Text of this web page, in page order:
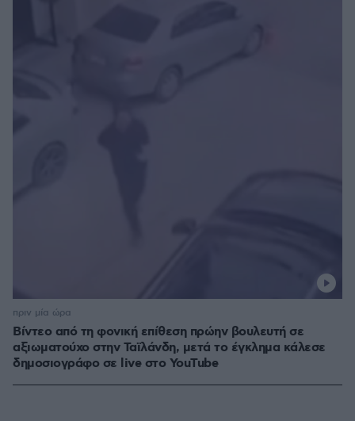
Βίντεο από τη φονική επίθεση πρώην βουλευτή σε
αξιωματούχο στην Ταϊλάνδη, μετά το έγκλημα κάλεσε
δημοσιογράφο σε live στο YouTube
πριν μία ώρα